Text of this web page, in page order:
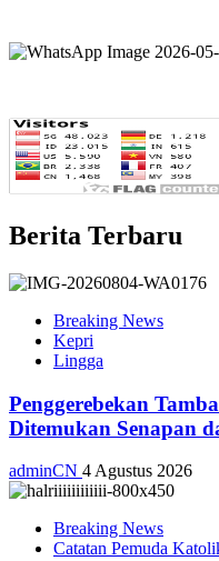
Berita Terbaru
Breaking News
Kepri
Lingga
Penggerebekan
Ditemukan Senapan
adminCN 4 Agustus 2026
Breaking News
Catatan Pemuda